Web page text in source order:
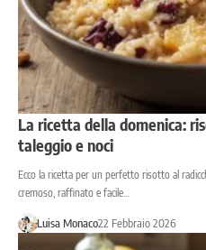
La ricetta della domenica:
taleggio e noci
Ecco la ricetta per un perfetto risotto al
cremoso, raffinato e facile…
Luisa Monaco22 Febbraio 2026